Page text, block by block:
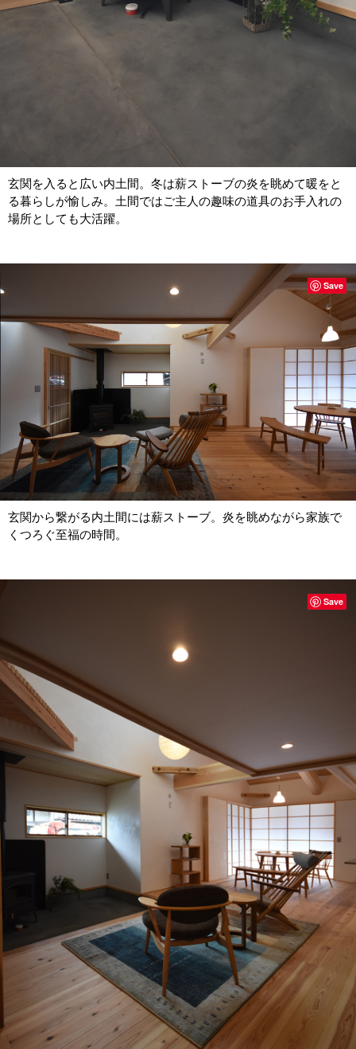
玄関を入ると広い内土間。冬は薪ストーブの炎を眺めて暖をと
る暮らしが愉しみ。土間ではご主人の趣味の道具のお手入れの
場所としても大活躍。
玄関から繋がる内土間には薪ストーブ。炎を眺めながら家族で
くつろぐ至福の時間。
Save
Save